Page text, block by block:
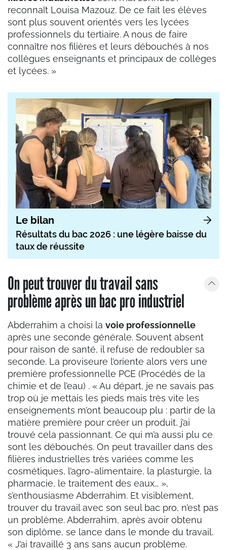
reconnaît Louisa Mazouz. De ce fait les élèves
sont plus souvent orientés vers les lycées
professionnels du tertiaire. A nous de faire
connaître nos filières et leurs débouchés à nos
collègues enseignants et principaux de collèges
et lycées. »
Le bilan
Résultats du bac 2026 : une légère baisse du
taux de réussite
On peut trouver du travail sans
problème après un bac pro industriel
Abderrahim a choisi la voie professionnelle
après une seconde générale. Souvent absent
pour raison de santé, il refuse de redoubler sa
seconde. La proviseure l’oriente alors vers une
première professionnelle PCE (Procédés de la
chimie et de l’eau) . « Au départ, je ne savais pas
trop où je mettais les pieds mais très vite les
enseignements m’ont beaucoup plu : partir de la
matière première pour créer un produit, j’ai
trouvé cela passionnant. Ce qui m’a aussi plu ce
sont les débouchés. On peut travailler dans des
filières industrielles très variées comme les
cosmétiques, l’agro-alimentaire, la plasturgie, la
pharmacie, le traitement des eaux… »,
s’enthousiasme Abderrahim. Et visiblement,
trouver du travail avec son seul bac pro, n’est pas
un problème. Abderrahim, après avoir obtenu
son diplôme, se lance dans le monde du travail.
« J’ai travaillé 3 ans sans aucun problème.